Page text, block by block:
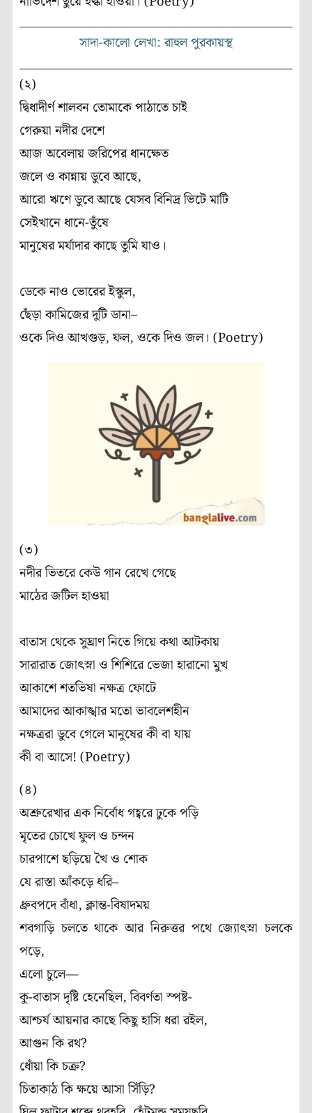
সাদা-কালো লেখা: রাহুল পুরকায়স্থ
(২)
দ্বিধাদীর্ণ শালবন তোমাকে পাঠাতে চাই
গেরুয়া নদীর দেশে
আজ অবেলায় জরিপের ধানক্ষেত
জলে ও কান্নায় ডুবে আছে,
আরো ঋণে ডুবে আছে যেসব বিনিদ্র ভিটে মাটি
সেইখানে ধানে-তুঁষে
মানুষের মর্যাদার কাছে তুমি যাও।
ডেকে নাও ভোরের ইস্কুল,
ছেঁড়া কামিজের দুটি ডানা–
ওকে দিও আখগুড়, ফল, ওকে দিও জল। (Poetry)
(৩)
নদীর ভিতরে কেউ গান রেখে গেছে
মাঠের জটিল হাওয়া
বাতাস থেকে সুঘ্রাণ নিতে গিয়ে কথা আটকায়
সারারাত জোৎস্না ও শিশিরে ভেজা হারানো মুখ
আকাশে শতভিষা নক্ষত্র ফোটে
আমাদের আকাঙ্খার মতো ভাবলেশহীন
নক্ষত্ররা ডুবে গেলে মানুষের কী বা যায়
কী বা আসে! (Poetry)
(৪)
অশ্রুরেখার এক নির্বোধ গহ্বরে ঢুকে পড়ি
মৃতের চোখে ফুল ও চন্দন
চারপাশে ছড়িয়ে খৈ ও শোক
যে রাস্তা আঁকড়ে ধরি–
ধ্রুবপদে বাঁধা, ক্লান্ত-বিষাদময়
শবগাড়ি চলতে থাকে আর নিরুত্তর পথে জ্যোৎস্না চলকে
পড়ে,
এলো চুলে—
কু-বাতাস দৃষ্টি হেনেছিল, বিবর্ণতা স্পষ্ট-
আশ্চর্য আয়নার কাছে কিছু হাসি ধরা রইল,
আগুন কি রথ?
ধোঁয়া কি চক্র?
চিতাকাঠ কি ক্ষয়ে আসা সিঁড়ি?